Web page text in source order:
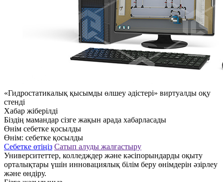
«Гидростатикалық қысымды өлшеу әдістері» виртуалды оқу
стенді
Хабар жіберілді
Біздің мамандар сізге жақын арада хабарласады
Өнім себетке қосылды
Өнім: себетке қосылды
Себетке өтіңіз Сатып алуды жалғастыру
Университеттер, колледждер және кәсіпорындарды оқыту
орталықтары үшін инновациялық білім беру өнімдерін әзірлеу
және өндіру.